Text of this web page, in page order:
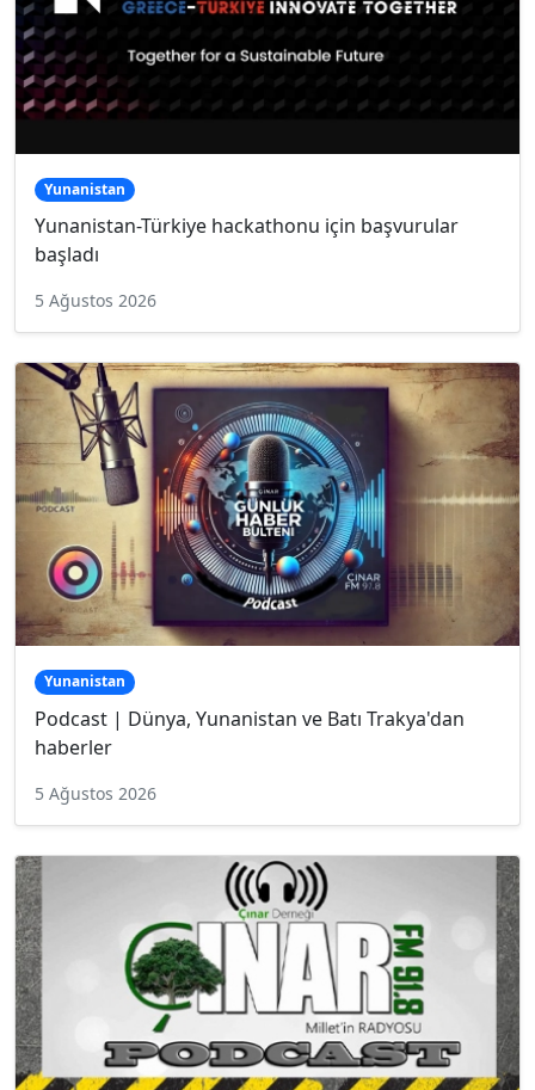
Yunanistan
Yunanistan-Türkiye hackathonu için başvurular
başladı
5 Ağustos 2026
Yunanistan
Podcast | Dünya, Yunanistan ve Batı Trakya'dan
haberler
5 Ağustos 2026